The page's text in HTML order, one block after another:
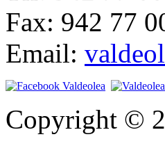
Fax: 942 77
Email:
Copyright ©